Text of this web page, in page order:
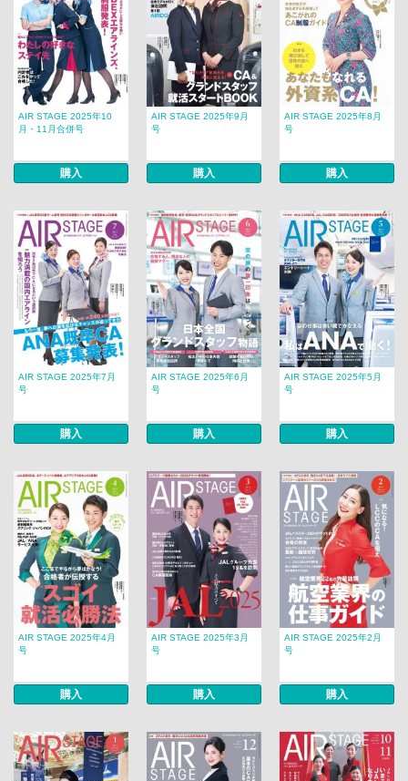
AIR STAGE 2025年10
月・11月合併号
購入
AIR STAGE 2025年9月
号
購入
AIR STAGE 2025年8月
号
購入
AIR STAGE 2025年7月
号
購入
AIR STAGE 2025年6月
号
購入
AIR STAGE 2025年5月
号
購入
AIR STAGE 2025年4月
号
購入
AIR STAGE 2025年3月
号
購入
AIR STAGE 2025年2月
号
購入